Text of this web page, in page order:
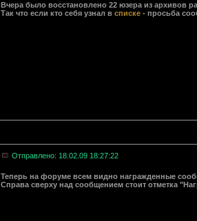
Вчера было восстановлено 22 юзера из архивов
Так что если кто себя узнал в списке - просьба
Отправлено: 18.02.09 18:27:22
Теперь на форуме всем видно награжденные
Справа сверху над сообщением стоит отметка